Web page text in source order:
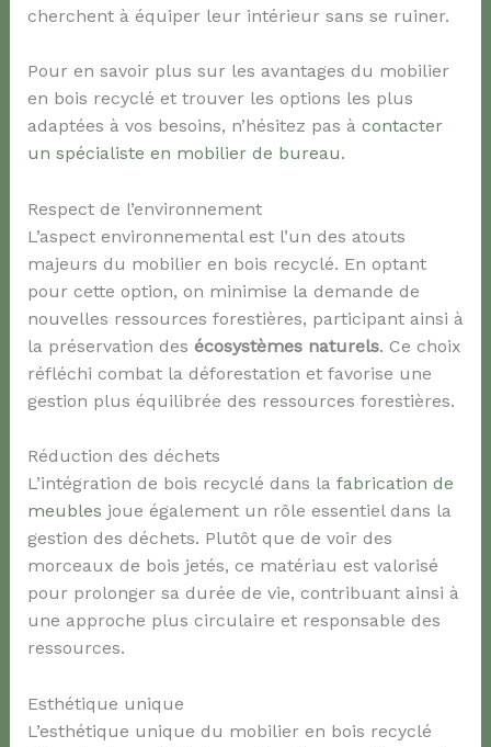
cherchent à équiper leur intérieur sans se ruiner.
Pour en savoir plus sur les avantages du mobilier
en bois recyclé et trouver les options les plus
adaptées à vos besoins, n’hésitez pas à contacter
un spécialiste en mobilier de bureau.
Respect de l’environnement
L’aspect environnemental est l’un des atouts
majeurs du mobilier en bois recyclé. En optant
pour cette option, on minimise la demande de
nouvelles ressources forestières, participant ainsi à
la préservation des écosystèmes naturels. Ce choix
réfléchi combat la déforestation et favorise une
gestion plus équilibrée des ressources forestières.
Réduction des déchets
L’intégration de bois recyclé dans la fabrication de
meubles joue également un rôle essentiel dans la
gestion des déchets. Plutôt que de voir des
morceaux de bois jetés, ce matériau est valorisé
pour prolonger sa durée de vie, contribuant ainsi à
une approche plus circulaire et responsable des
ressources.
Esthétique unique
L’esthétique unique du mobilier en bois recyclé